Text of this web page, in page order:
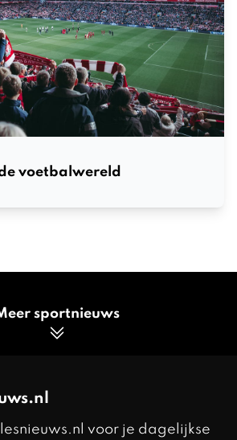
voetbalwereld
sportnieuws
voor je dagelijkse